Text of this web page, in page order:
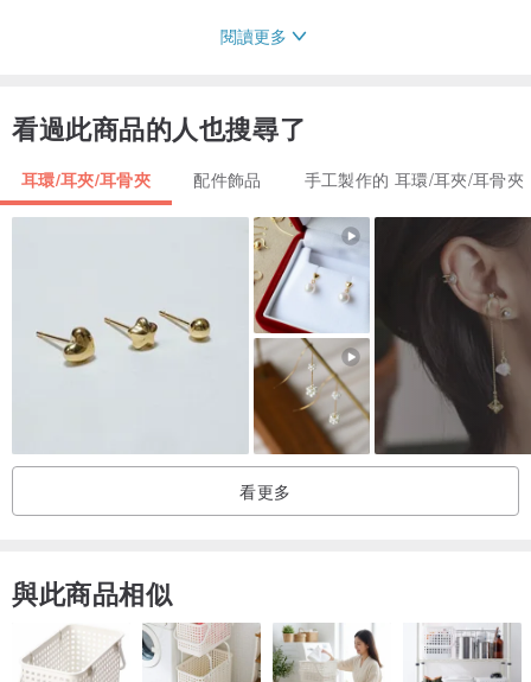
顏色：金色
鋼絲粗細：約 0.8 公釐
※所有商品皆以工具手工製作，過程中鋼絲難免產生細微刮痕，敬請見
諒。
※與其他 lily 耳環的鋼絲相比，此款耳環的鋼絲較粗，鋼絲顏色也會略
配有矽膠套，即使長時間配戴也不感壓迫，且不易脫落。
閱讀更多
看過此商品的人也搜尋了
耳環/耳夾/耳骨夾 配件飾品 手工製作的 耳環/耳夾/耳骨夾
看更多
與此商品相似